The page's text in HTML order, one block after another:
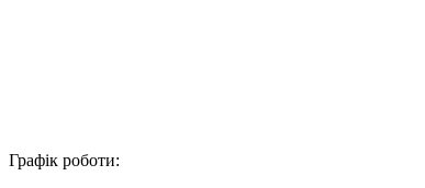
Графік роботи: